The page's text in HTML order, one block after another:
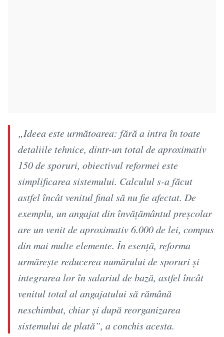
„Ideea este următoarea: fără a intra în toate
detaliile tehnice, dintr-un total de aproximativ
150 de sporuri, obiectivul reformei este
simplificarea sistemului. Calculul s-a făcut
astfel încât venitul final să nu fie afectat. De
exemplu, un angajat din învățământul preșcolar
are un venit de aproximativ 6.000 de lei, compus
din mai multe elemente. În esență, reforma
urmărește reducerea numărului de sporuri și
integrarea lor în salariul de bază, astfel încât
venitul total al angajatului să rămână
neschimbat, chiar și după reorganizarea
sistemului de plată”, a conchis acesta.